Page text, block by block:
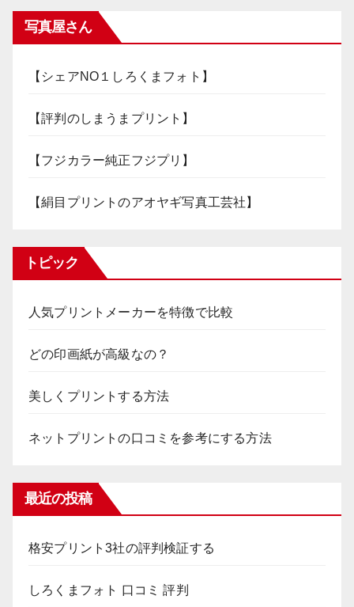
写真屋さん
【シェアNO１しろくまフォト】
【評判のしまうまプリント】
【フジカラー純正フジプリ】
【絹目プリントのアオヤギ写真工芸社】
トピック
人気プリントメーカーを特徴で比較
どの印画紙が高級なの？
美しくプリントする方法
ネットプリントの口コミを参考にする方法
最近の投稿
格安プリント3社の評判検証する
しろくまフォト 口コミ 評判